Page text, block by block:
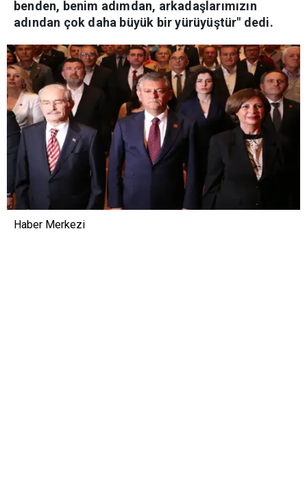
benden, benim adımdan, arkadaşlarımızın
adından çok daha büyük bir yürüyüştür" dedi.
Haber Merkezi